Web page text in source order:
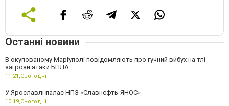
Останні новини
В окупованому Маріуполі повідомляють про гучний вибух на тлі
загрози атаки БПЛА
11:21,Сьогодні
У Ярославлі палає НПЗ «Славнєфть-ЯНОС»
10:19,Сьогодні